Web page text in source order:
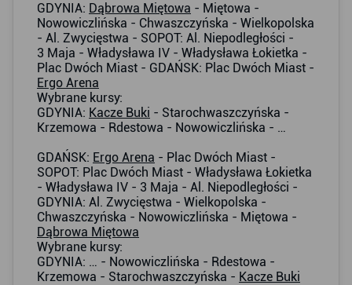
GDYNIA: Dąbrowa Miętowa - Miętowa -
Nowowiczlińska - Chwaszczyńska - Wielkopolska
- Al. Zwycięstwa - SOPOT: Al. Niepodległości -
3 Maja - Władysława IV - Władysława Łokietka -
Plac Dwóch Miast - GDAŃSK: Plac Dwóch Miast -
Ergo Arena
Wybrane kursy:
GDYNIA: Kacze Buki - Starochwaszczyńska -
Krzemowa - Rdestowa - Nowowiczlińska - …
GDAŃSK: Ergo Arena - Plac Dwóch Miast -
SOPOT: Plac Dwóch Miast - Władysława Łokietka
- Władysława IV - 3 Maja - Al. Niepodległości -
GDYNIA: Al. Zwycięstwa - Wielkopolska -
Chwaszczyńska - Nowowiczlińska - Miętowa -
Dąbrowa Miętowa
Wybrane kursy:
GDYNIA: … - Nowowiczlińska - Rdestowa -
Krzemowa - Starochwaszczyńska - Kacze Buki